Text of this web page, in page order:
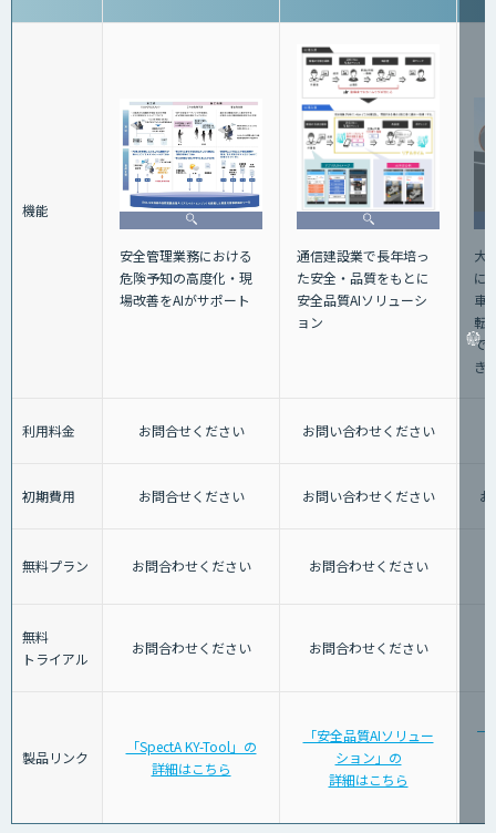
機能
安全管理業務における
危険予知の高度化・現
場改善をAIがサポート
通信建設業で長年培っ
た安全・品質をもとに
安全品質AIソリューシ
ョン
大
に
車
転
で
き
利用料金 お問合せください お問い合わせください
初期費用 お問合せください お問い合わせください
無料プラン お問合わせください お問合わせください
無料
トライアル
お問合わせください お問合わせください
製品リンク
「SpectA KY-Tool」の
詳細はこちら
「安全品質AIソリュー
ション」の
詳細はこちら